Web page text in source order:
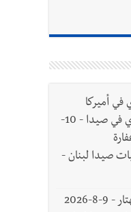
في أميركا
(أريزونا ) - 8-8-2026 - التعازي في صيدا - 10-
صيدا لبنان -
وفاة الحاجة هدية إبراهيم مهتار - 9-8-2026